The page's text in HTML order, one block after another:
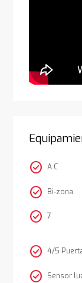
check_circle A.C
check_circle Bi-zona
check_circle 7
check_circle 4/5
check_circle Sensor